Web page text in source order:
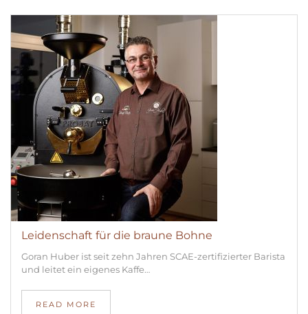
Leidenschaft für die braune Bohne
Goran Huber ist seit zehn Jahren SCAE-zertifizierter Barista
und leitet ein eigenes Kaffe…
READ MORE